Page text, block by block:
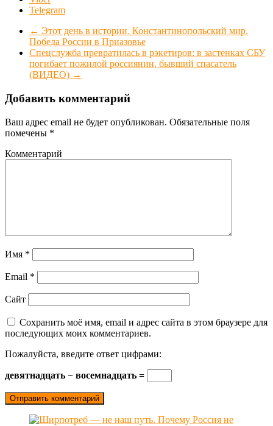
Telegram
← Этот день в истории. Константинопольский мир.
Победа России в Приазовье
Спецслужба превратилась в рэкетиров: в застенках СБУ
погибает пожилой россиянин, бывший спасатель
(ВИДЕО) →
Добавить комментарий
Ваш адрес email не будет опубликован. Обязательные поля
помечены *
Комментарий
Имя *
Email *
Сайт
Сохранить моё имя, email и адрес сайта в этом браузере для
последующих моих комментариев.
Пожалуйста, введите ответ цифрами:
девятнадцать − восемнадцать =